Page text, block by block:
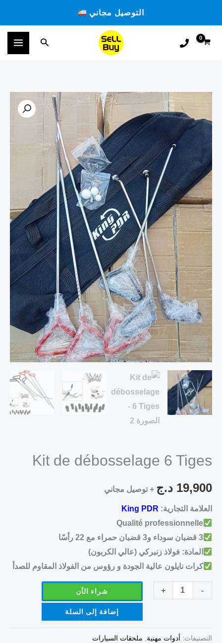
المحتوى
التوصيل مجاني
البحث
Kit de débosselage 6 Tiges
19,900 د.ج + توصيل مجاني
العلامة التجارية: King PDR
Qualité professionnelle
3 قضبان سوداء و3 قضبان حمراء مع 22 رأسًا
المادة: فولاذ زنبركي (عالي الكربون)
كرات نايلون عالية الجودة و رؤوس من الفولاذ المقاوم للصدأ
-
de
débosselage
6
Tiges
+ شراء الآن
إضافة إلى السلة
التصنيفات: أدوات مهنية, ملحقات السيارات